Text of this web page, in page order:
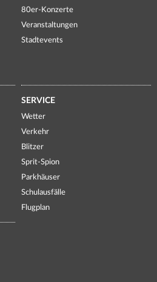
80er-Konzerte
Veranstaltungen
Stadtevents
SERVICE
Wetter
Verkehr
Blitzer
Sprit-Spion
Parkhäuser
Schulausfälle
Flugplan